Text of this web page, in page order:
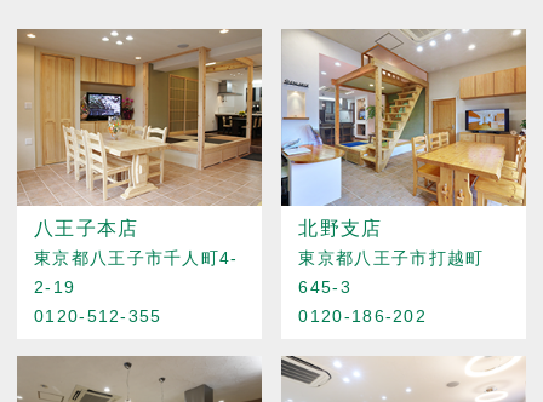
八王子本店
東京都八王子市千人町4-
2-19
0120-512-355
北野支店
東京都八王子市打越町
645-3
0120-186-202